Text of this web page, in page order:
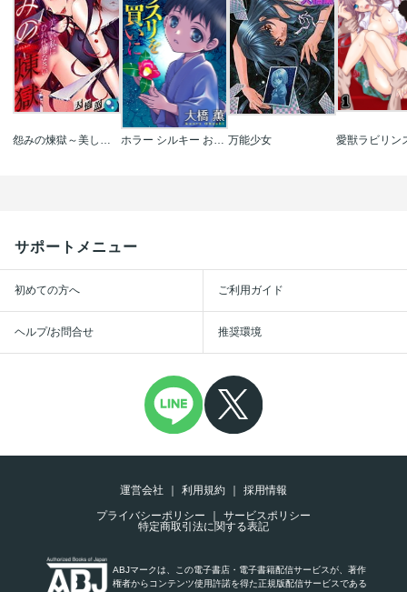
怨みの煉獄～美しい私にひれ伏しなさい【フルカラー】 ホラー シルキー おクスリを買いに 万能少女
サポートメニュー
初めての方へ ご利用ガイド
ヘルプ/お問合せ 推奨環境
運営会社 利用規約
採用情報
プライバシーポリシー
サービスポリシー
特定商取引法に関する表記
ABJマークは、この電子書店・電子書籍配信サービスが、著作
権者からコンテンツ使用許諾を得た正規版配信サービスである